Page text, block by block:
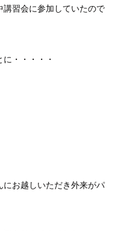
講習会に参加していたので
・・・・・
にお越しいただき外来がパ